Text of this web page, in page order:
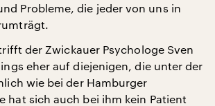
Probleme, die jeder von uns in
der Zwickauer Psychologe Sven
eher auf diejenigen, die unter der
wie bei der Hamburger
hat sich auch bei ihm kein Patient